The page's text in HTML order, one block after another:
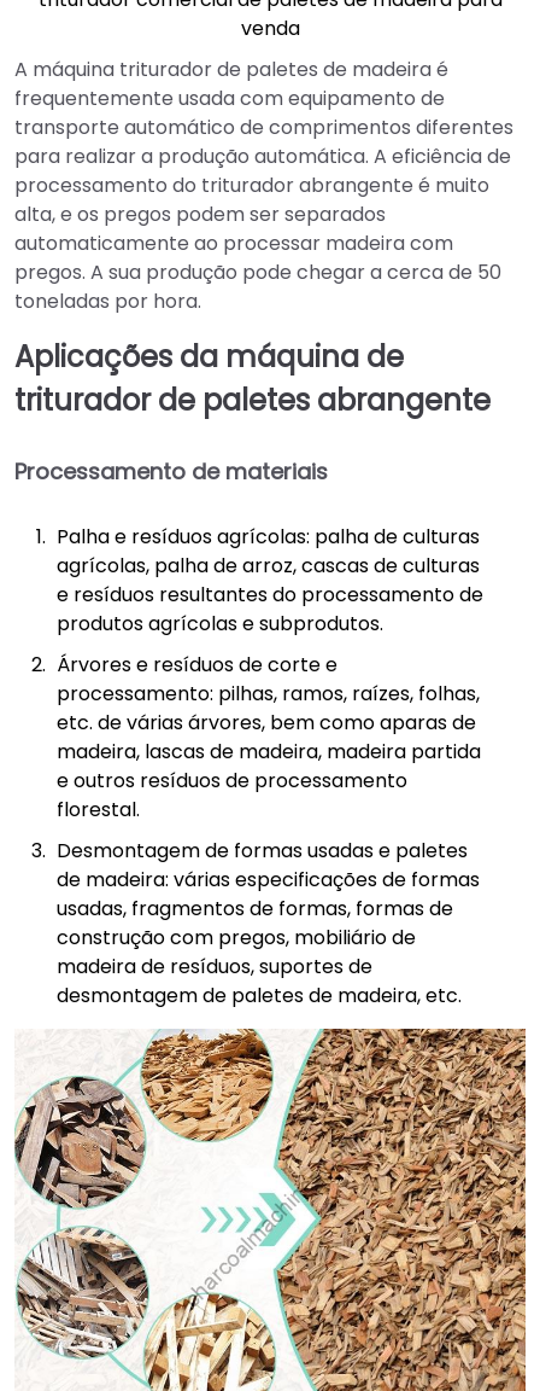
venda
A máquina triturador de paletes de madeira é
frequentemente usada com equipamento de
transporte automático de comprimentos diferentes
para realizar a produção automática. A eficiência de
processamento do triturador abrangente é muito
alta, e os pregos podem ser separados
automaticamente ao processar madeira com
pregos. A sua produção pode chegar a cerca de 50
toneladas por hora.
Aplicações da máquina de
triturador de paletes abrangente
Processamento de materiais
Palha e resíduos agrícolas: palha de culturas
agrícolas, palha de arroz, cascas de culturas
e resíduos resultantes do processamento de
produtos agrícolas e subprodutos.
Árvores e resíduos de corte e
processamento: pilhas, ramos, raízes, folhas,
etc. de várias árvores, bem como aparas de
madeira, lascas de madeira, madeira partida
e outros resíduos de processamento
florestal.
Desmontagem de formas usadas e paletes
de madeira: várias especificações de formas
usadas, fragmentos de formas, formas de
construção com pregos, mobiliário de
madeira de resíduos, suportes de
desmontagem de paletes de madeira, etc.